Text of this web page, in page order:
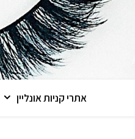
אתרי קניות אונליין